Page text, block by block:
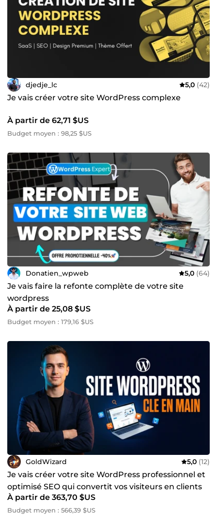
djedje_lc 5,0 (42)
Je vais créer votre site WordPress complexe
À partir de 62,71 $US
Budget moyen : 98,25 $US
Donatien_wpweb 5,0 (64)
Je vais faire la refonte complète de votre site
wordpress
À partir de 25,08 $US
Budget moyen : 179,16 $US
GoldWizard 5,0 (12)
Je vais créer votre site WordPress professionnel et
optimisé SEO qui convertit vos visiteurs en clients
À partir de 363,70 $US
Budget moyen : 566,39 $US